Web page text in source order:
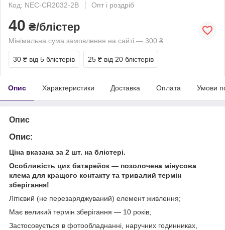
Код: NEC-CR2032-2B
Опт і роздріб
40 ₴/блістер
Мінімальна сума замовлення на сайті — 300 ₴
30 ₴ від 5 блістерів 25 ₴ від 20 блістерів
Опис Характеристики Доставка Оплата Умови
Опис
Опис:
Ціна вказана за 2 шт. на блістері.
Особливість цих батарейок — позолочена мінусова
клема для кращого контакту та тривалий термін
зберігання!
Літієвий (не перезаряджуваний) елемент живлення;
Має великий термін зберігання — 10 років;
Застосовується в фотообладнанні, наручних годинниках,